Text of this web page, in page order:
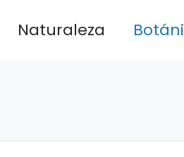
Naturaleza